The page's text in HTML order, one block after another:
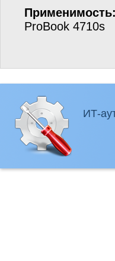
Применимость:
ProBook 4710s
ИТ-